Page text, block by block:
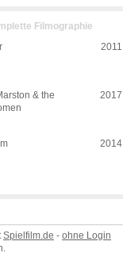
Filmographie
2011
& the
2017
2014
Spielfilm.de - ohne Login